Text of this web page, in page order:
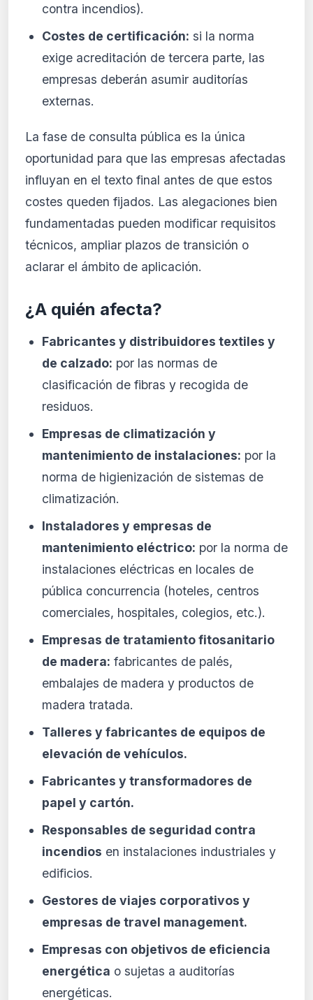
contra incendios).
Costes de certificación: si la norma
exige acreditación de tercera parte, las
empresas deberán asumir auditorías
externas.
La fase de consulta pública es la única
oportunidad para que las empresas afectadas
influyan en el texto final antes de que estos
costes queden fijados. Las alegaciones bien
fundamentadas pueden modificar requisitos
técnicos, ampliar plazos de transición o
aclarar el ámbito de aplicación.
¿A quién afecta?
Fabricantes y distribuidores textiles y
de calzado: por las normas de
clasificación de fibras y recogida de
residuos.
Empresas de climatización y
mantenimiento de instalaciones: por la
norma de higienización de sistemas de
climatización.
Instaladores y empresas de
mantenimiento eléctrico: por la norma de
instalaciones eléctricas en locales de
pública concurrencia (hoteles, centros
comerciales, hospitales, colegios, etc.).
Empresas de tratamiento fitosanitario
de madera: fabricantes de palés,
embalajes de madera y productos de
madera tratada.
Talleres y fabricantes de equipos de
elevación de vehículos.
Fabricantes y transformadores de
papel y cartón.
Responsables de seguridad contra
incendios en instalaciones industriales y
edificios.
Gestores de viajes corporativos y
empresas de travel management.
Empresas con objetivos de eficiencia
energética o sujetas a auditorías
energéticas.